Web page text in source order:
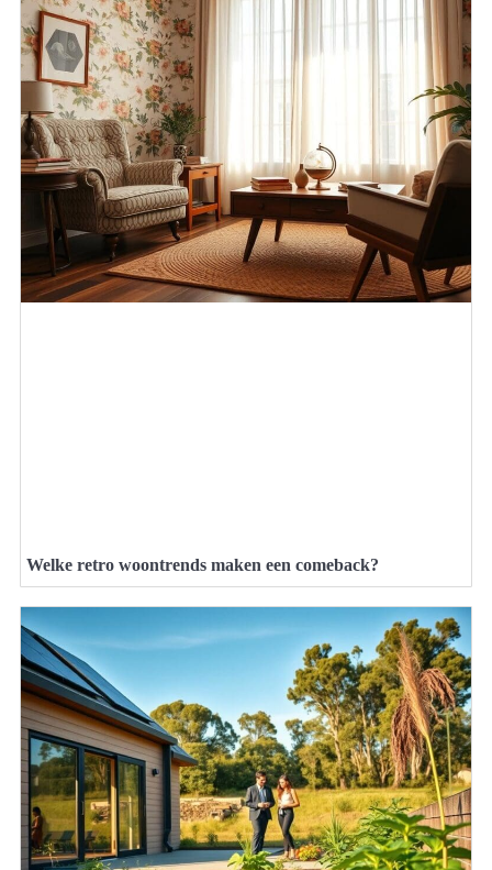
Welke retro woontrends maken een comeback?